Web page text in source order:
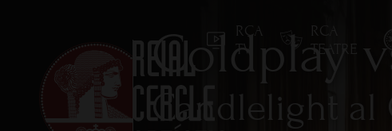
RCA
TV
RCA
TEATRE
Coldplay
Candlelight al